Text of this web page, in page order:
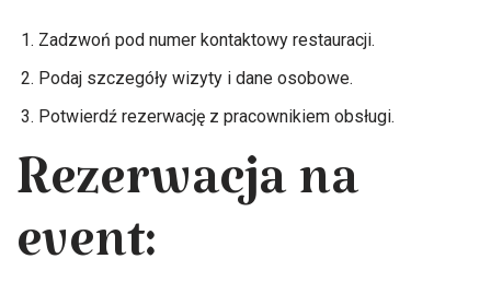
Zadzwoń pod numer kontaktowy restauracji.
Podaj szczegóły wizyty i dane osobowe.
Potwierdź rezerwację z pracownikiem obsługi.
Rezerwacja na
event: